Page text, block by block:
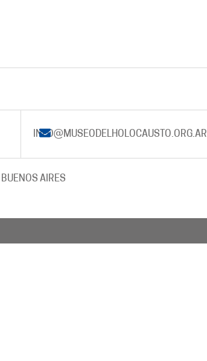
INFO@MUSEODELHOLOCAUSTO.ORG.AR
AIRES